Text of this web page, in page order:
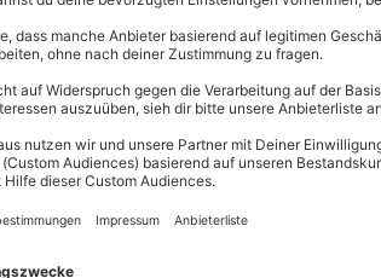
findet Dein
Du besondere Momente, die in